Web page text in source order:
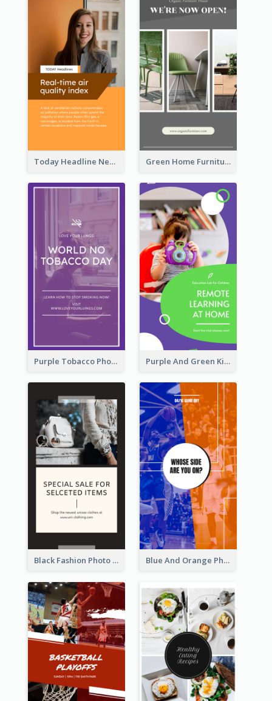
Today Headline News Report Instagram Story Green Home Furniture Photos Shop Opening Instagram Story
Purple Tobacco Photo No Tobacco Day Instagram Story Purple And Green Kids Photo Remote Learning Instagram Story
Black Fashion Photo Special Sale Instagram Story Blue And Orange Photo Basketball Match Instagram Story